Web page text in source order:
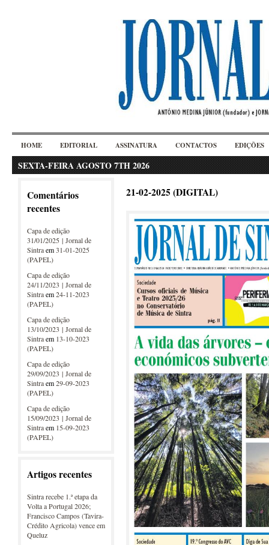
HOME EDITORIAL ASSINATURA CONTACTOS EDIÇÕES
SEXTA-FEIRA AGOSTO 7TH 2026
Comentários
recentes
Capa de edição
31/01/2025 | Jornal de
Sintraem31-01-2025
(PAPEL)
Capa de edição
24/11/2023 | Jornal de
Sintraem24-11-2023
(PAPEL)
Capa de edição
13/10/2023 | Jornal de
Sintraem 13-10-2023
(PAPEL)
Capa de edição
29/09/2023 | Jornal de
Sintraem29-09-2023
(PAPEL)
Capa de edição
15/09/2023 | Jornal de
Sintraem 15-09-2023
(PAPEL)
Artigos recentes
Sintra recebe 1.ª etapa da
Volta a Portugal 2026;
Francisco Campos (Tavira-
Crédito Agricola) vence em
Queluz
21-02-2025 (DIGITAL)